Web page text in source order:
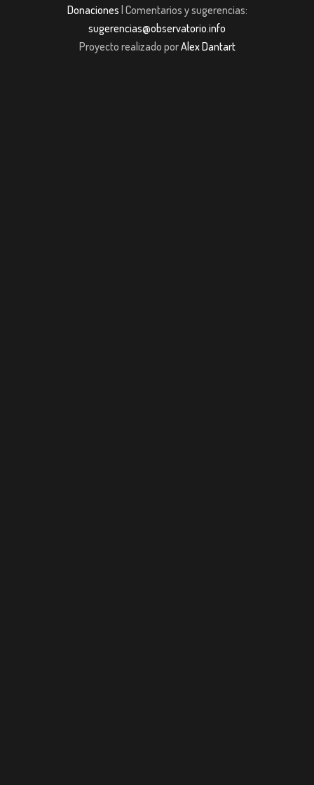
Donaciones | Comentarios y sugerencias:
sugerencias@observatorio.info
Proyecto realizado porAlex Dantart